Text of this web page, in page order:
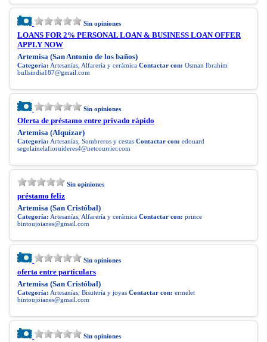
Sin opiniones
LOANS FOR 2% PERSONAL LOAN & BUSINESS LOAN OFFER
APPLY NOW
Artemisa (San Antonio de los baños)
Categoría: Artesanías, Alfarería y cerámica Contactar con: Osman Ibrahim
bullsindia187@gmail.com
Sin opiniones
Oferta de préstamo entre privado rápido
Artemisa (Alquízar)
Categoría: Artesanías, Sombreros y cestas Contactar con: edouard
segolainelafioruideres4@netcourrier.com
Sin opiniones
préstamo feliz
Artemisa (San Cristóbal)
Categoría: Artesanías, Alfarería y cerámica Contactar con: prince
bintoujoianes@gmail.com
Sin opiniones
oferta entre particulars
Artemisa (San Cristóbal)
Categoría: Artesanías, Bisutería y joyas Contactar con: ermelet
bintoujoianes@gmail.com
Sin opiniones